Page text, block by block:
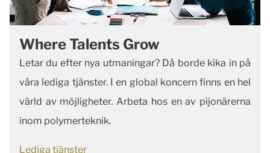
Where Talents Grow
Letar du efter nya utmaningar? Då borde kika in på
våra lediga tjänster. I en global koncern finns en hel
värld av möjligheter. Arbeta hos en av pijonärerna
inom polymerteknik.
Lediga tjänster